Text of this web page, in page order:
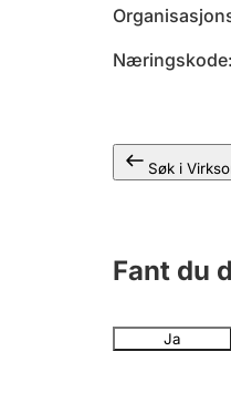
Næringskode
Søk i
Fant du
Ja